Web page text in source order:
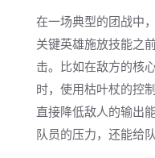
在一场典型的团战中
关键英雄施放技能之
击。比如在敌方的核
时，使用枯叶杖的控
直接降低敌人的输出
队员的压力，还能给